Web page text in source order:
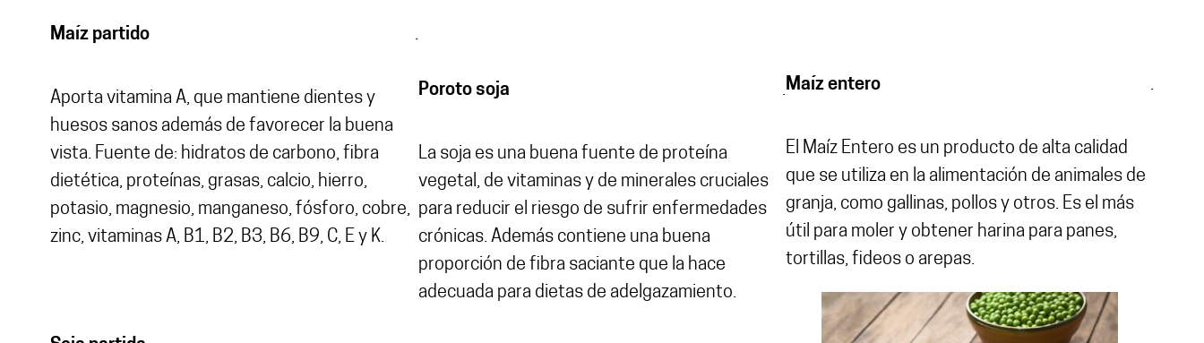
Maíz partido .
Aporta vitamina A, que mantiene dientes y
huesos sanos además de favorecer la buena
vista. Fuente de: hidratos de carbono, fibra
dietética, proteínas, grasas, calcio, hierro,
potasio, magnesio, manganeso, fósforo, cobre,
zinc, vitaminas A, B1, B2, B3, B6, B9, C, E y K.
Poroto soja .
La soja es una buena fuente de proteína
vegetal, de vitaminas y de minerales cruciales
para reducir el riesgo de sufrir enfermedades
crónicas. Además contiene una buena
proporción de fibra saciante que la hace
adecuada para dietas de adelgazamiento.
Maíz entero .
El Maíz Entero es un producto de alta calidad
que se utiliza en la alimentación de animales de
granja, como gallinas, pollos y otros. Es el más
útil para moler y obtener harina para panes,
tortillas, fideos o arepas.